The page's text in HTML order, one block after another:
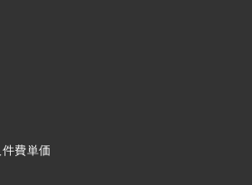
費単価